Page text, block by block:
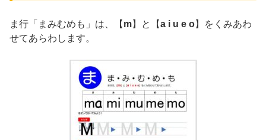
ま行「まみむめも」は、【 m】と【a i u e o】をくみあわ
せてあらわします。